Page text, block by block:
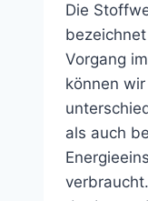
Die
Vorgang
können
als auch